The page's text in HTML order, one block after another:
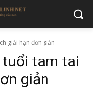
giải hạn đơn giản
tuổi tam tai
giản